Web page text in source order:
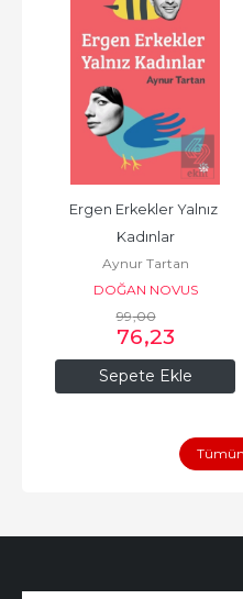
Sepete Ekle
Ergen Erkekler Yalnız
Kadınlar
Aynur Tartan
DOĞAN NOVUS
99,00
76,23